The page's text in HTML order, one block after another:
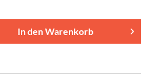
In denWarenkorb